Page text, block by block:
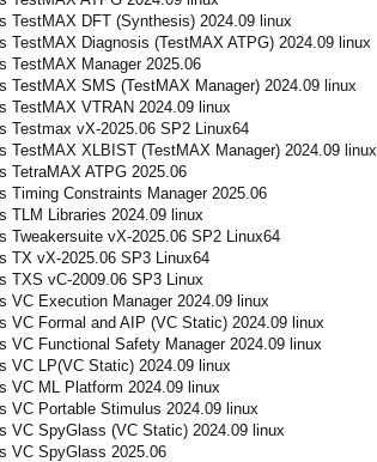
TestMAX DFT (Synthesis) 2024.09 linux
TestMAX Diagnosis (TestMAX ATPG) 2024.09 linux
TestMAX Manager 2025.06
TestMAX SMS (TestMAX Manager) 2024.09 linux
TestMAX VTRAN 2024.09 linux
Testmax vX-2025.06 SP2 Linux64
TestMAX XLBIST (TestMAX Manager) 2024.09 linux
TetraMAX ATPG 2025.06
Timing Constraints Manager 2025.06
TLM Libraries 2024.09 linux
Tweakersuite vX-2025.06 SP2 Linux64
TX vX-2025.06 SP3 Linux64
TXS vC-2009.06 SP3 Linux
VC Execution Manager 2024.09 linux
VC Formal and AIP (VC Static) 2024.09 linux
VC Functional Safety Manager 2024.09 linux
VC LP(VC Static) 2024.09 linux
VC ML Platform 2024.09 linux
VC Portable Stimulus 2024.09 linux
VC SpyGlass (VC Static) 2024.09 linux
VC SpyGlass 2025.06